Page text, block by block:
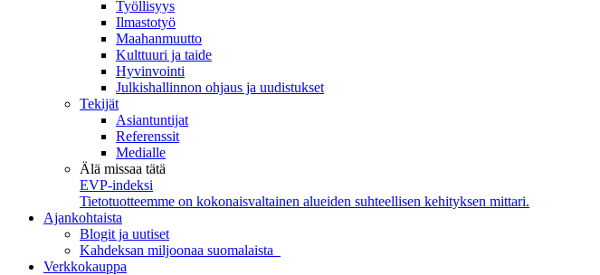
Työllisyys
Ilmastotyö
Maahanmuutto
Kulttuuri ja taide
Hyvinvointi
Julkishallinnon ohjaus ja uudistukset
Tekijät
Asiantuntijat
Referenssit
Medialle
Älä missaa tätä
EVP-indeksi
Tietotuotteemme on kokonaisvaltainen alueiden suhteellisen kehityksen mittari.
Ajankohtaista
Blogit ja uutiset
Kahdeksan miljoonaa suomalaista
Verkkokauppa